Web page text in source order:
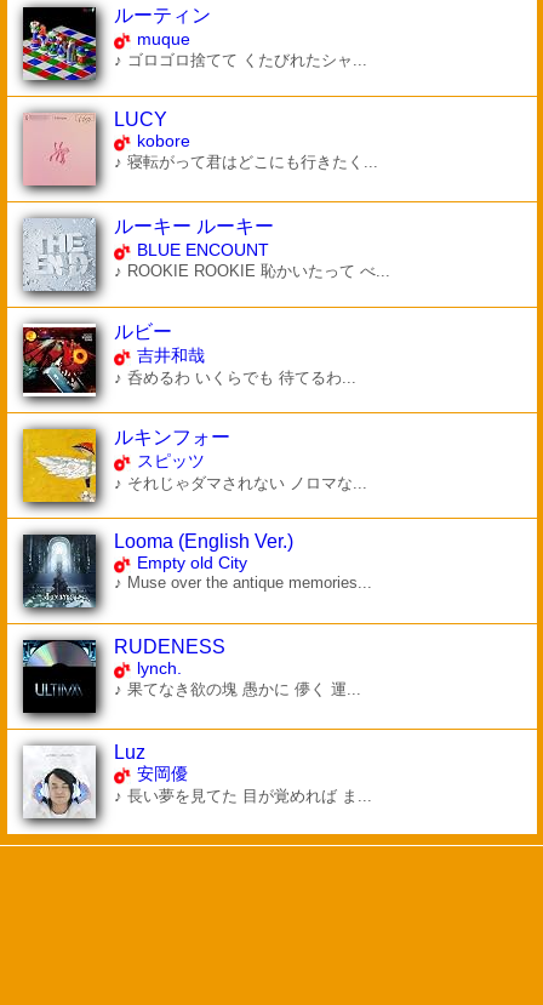
ルーティン
muque
♪ ゴロゴロ捨てて くたびれたシャ...
LUCY
kobore
♪ 寝転がって君はどこにも行きたく...
ルーキー ルーキー
BLUE ENCOUNT
♪ ROOKIE ROOKIE 恥かいたって べ...
ルビー
吉井和哉
♪ 呑めるわ いくらでも 待てるわ...
ルキンフォー
スピッツ
♪ それじゃダマされない ノロマな...
Looma (English Ver.)
Empty old City
♪ Muse over the antique memories...
RUDENESS
lynch.
♪ 果てなき欲の塊 愚かに 儚く 運...
Luz
安岡優
♪ 長い夢を見てた 目が覚めれば ま...